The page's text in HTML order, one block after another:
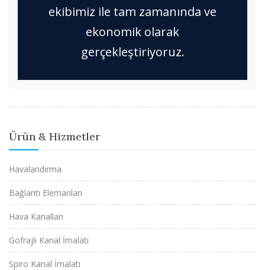
ekibimiz ile tam zamanında ve
ekonomik olarak
gerçekleştiriyoruz.
Ürün & Hizmetler
Havalandırma
Bağlantı Elemanları
Hava Kanalları
Gofrajlı Kanal İmalatı
Spiro Kanal İmalatı